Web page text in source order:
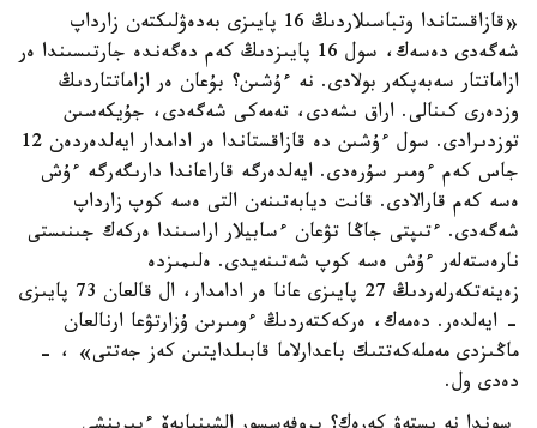
«قازاقستاندا وتباسىلاردىڭ 16 پايىزى بەدەۋلىكتەن زارداپ
شەگەدى دەسەك، سول 16 پايىزدىڭ كەم دەگەندە جارتىسىندا ەر
ازاماتتار سەبەپكەر بولادى. نە ءۇشىن؟ بۇعان ەر ازاماتتاردىڭ
وزدەرى كىنالى. اراق ىشەدى، تەمەكى شەگەدى، جۇيكەسىن
توزدىرادى. سول ءۇشىن دە قازاقستاندا ەر ادامدار ايەلدەردەن 12
جاس كەم ءومىر سۇرەدى. ايەلدەرگە قاراعاندا دارىگەرگە ءۇش
ەسە كەم قارالادى. قانت ديابەتىنەن التى ەسە كوپ زارداپ
شەگەدى. ءتىپتى جاڭا تۋعان ءسابيلار اراسىندا ەركەك جىنىستى
نارەستەلەر ءۇش ەسە كوپ شەتىنەيدى. ەلىمىزدە
زەينەتكەرلەردىڭ 27 پايىزى عانا ەر ادامدار، ال قالعان 73 پايىزى
- ايەلدەر. دەمەك، ەركەكتەردىڭ ءومىرىن ۇزارتۋعا ارنالعان
ماڭىزدى مەملەكەتتىك باعدارلاما قابىلدايتىن كەز جەتتى» ، -
دەدى ول.